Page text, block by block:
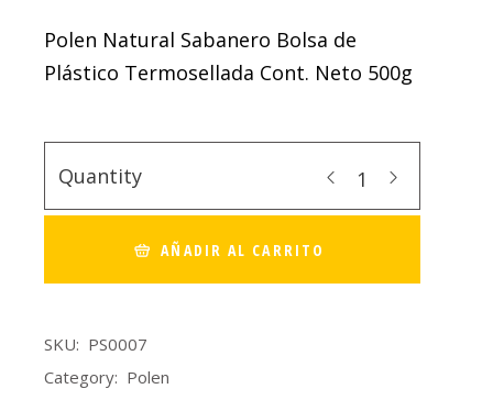
Polen Natural Sabanero Bolsa de
Plástico Termosellada Cont. Neto 500g
Quantity
AÑADIR AL CARRITO
SKU: PS0007
Category: Polen